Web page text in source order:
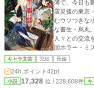
簿で、今日も難事件を
震災後の東京
むウソつきな
な書生・烏丸
人々との交流
回ホラー・ミ
題：ウソつき
ァポリス文庫
キャラ文芸 完結 長編
24h.ポイント 42pt
小説 17,328 位 / 228,608件 キ